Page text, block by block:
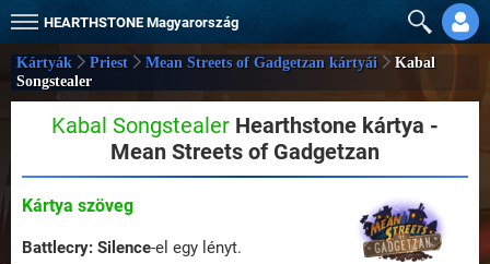
HEARTHSTONE Magyarország
Kártyák Priest Mean Streets of Gadgetzan kártyái
Kabal
Songstealer
Kabal Songstealer Hearthstone kártya -
Mean Streets of Gadgetzan
Kártya szöveg
Battlecry: Silence-el egy lényt.